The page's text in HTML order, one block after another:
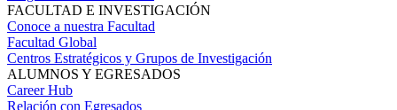
FACULTAD E INVESTIGACIÓN
Conoce a nuestra Facultad
Facultad Global
Centros Estratégicos y Grupos de Investigación
ALUMNOS Y EGRESADOS
Career Hub
Relación con Egresados